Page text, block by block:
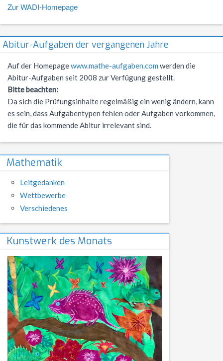
Mkid - Mathe kann ich doch!
Italienisch lernen
Nützliche Adressen
Italien-Austausch
Verschiedenes
Physik
Sport
Jugend trainiert für Olympia
Befreiung vom Sportunterricht
Wirtschaft
Zur WADI-Homepage
Abitur-Aufgaben der vergangenen Jahre
Auf der Homepagewww.mathe-aufgaben.com werden die
Abitur-Aufgaben seit 2008 zur Verfügung gestellt.
Bitte beachten:
Da sich die Prüfungsinhalte regelmäßig ein wenig ändern, kann
es sein, dass Aufgabentypen fehlen oder Aufgaben vorkommen,
die für das kommende Abitur irrelevant sind.
Mathematik
Leitgedanken
Wettbewerbe
Verschiedenes
Kunstwerk des Monats